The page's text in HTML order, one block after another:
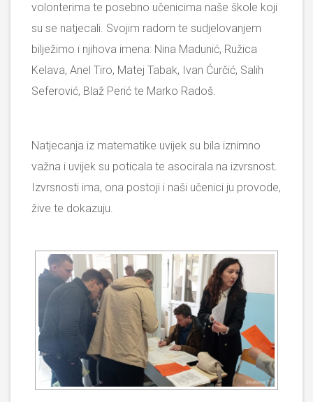
volonterima te posebno učenicima naše škole koji
su se natjecali. Svojim radom te sudjelovanjem
bilježimo i njihova imena: Nina Madunić, Ružica
Kelava, Anel Tiro, Matej Tabak, Ivan Ćurčić, Salih
Seferović, Blaž Perić te Marko Radoš.
Natjecanja iz matematike uvijek su bila iznimno
važna i uvijek su poticala te asocirala na izvrsnost.
Izvrsnosti ima, ona postoji i naši učenici ju provode,
žive te dokazuju.